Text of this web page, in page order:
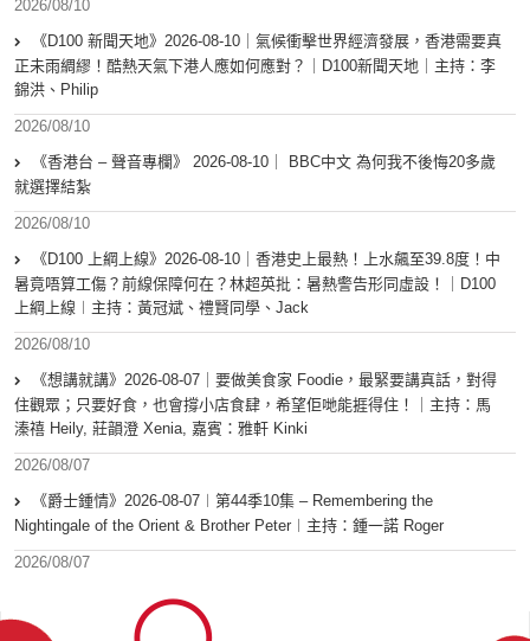
2026/08/10
《D100 新聞天地》2026-08-10｜氣候衝擊世界經濟發展，香港需要真
正未雨綢繆！酷熱天氣下港人應如何應對？｜D100新聞天地｜主持：李
錦洪、Philip
2026/08/10
《香港台 – 聲音專欄》 2026-08-10｜ BBC中文 為何我不後悔20多歲
就選擇結紮
2026/08/10
《D100 上綱上線》2026-08-10｜香港史上最熱！上水飆至39.8度！中
暑竟唔算工傷？前線保障何在？林超英批：暑熱警告形同虛設！｜D100
上綱上線︱主持：黃冠斌、禮賢同學、Jack
2026/08/10
《想講就講》2026-08-07｜要做美食家 Foodie，最緊要講真話，對得
住觀眾；只要好食，也會撐小店食肆，希望佢哋能捱得住！｜主持：馬
溱禧 Heily, 莊韻澄 Xenia, 嘉賓：雅軒 Kinki
2026/08/07
《爵士鍾情》2026-08-07︱第44季10集 – Remembering the
Nightingale of the Orient & Brother Peter︱主持：鍾一諾 Roger
2026/08/07